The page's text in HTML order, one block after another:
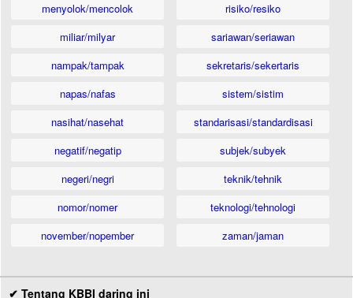
menyolok/mencolok
miliar/milyar
nampak/tampak
napas/nafas
nasihat/nasehat
negatif/negatip
negeri/negri
nomor/nomer
november/nopember
risiko/resiko
sariawan/seriawan
sekretaris/sekertaris
sistem/sistim
standarisasi/standardisasi
subjek/subyek
teknik/tehnik
teknologi/tehnologi
zaman/jaman
✔ Tentang KBBI daring ini